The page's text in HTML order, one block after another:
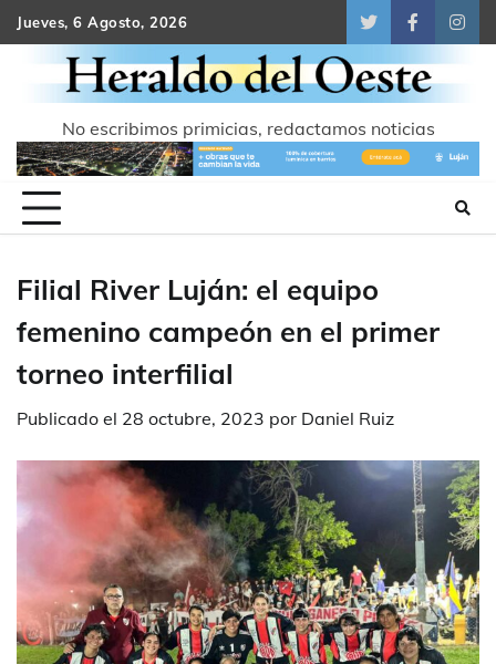
Skip
to
content
Jueves, 6 Agosto, 2026
TwitterFacebook
No escribimos primicias, redactamos noticias
Filial River Luján: el equipo
femenino campeón en el primer
torneo interfilial
Publicado el 28 octubre, 2023 por Daniel Ruiz